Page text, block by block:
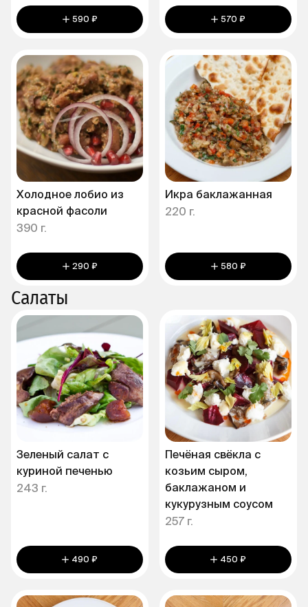
590 ₽ 570 ₽
Холодное лобио из
красной фасоли
390 г.
290 ₽
Икра баклажанная
220 г.
580 ₽
Салаты
Зеленый салат с
куриной печенью
243 г.
490 ₽
Печёная свёкла с
козьим сыром,
баклажаном и
кукурузным соусом
257 г.
450 ₽